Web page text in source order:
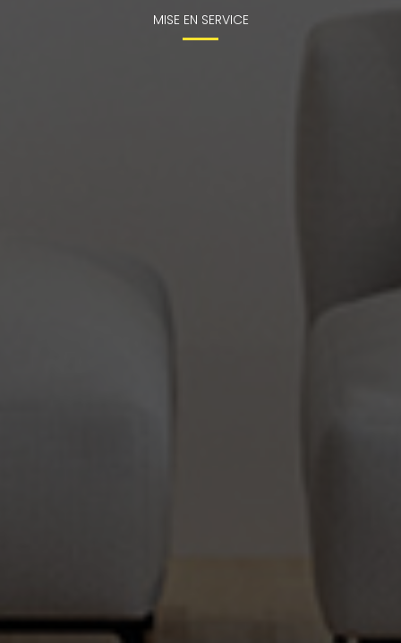
MISE EN SERVICE